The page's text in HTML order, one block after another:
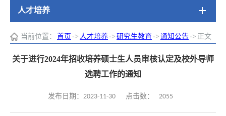
人才培养
当前位置： 首页 -> 人才培养-> 研究生教育-> 通知公告-> 正文
关于进行2024年招收培养硕士生人员审核认定及校外导师
选聘工作的通知
发布日期：2023-11-30 点击数： 2055